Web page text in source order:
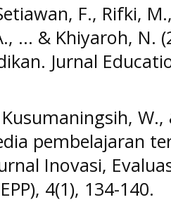
F., Rifki,
... & Khiyaroh, N.
Jurnal
W.,
pembelajaran
Inovasi,
4(1), 134-140.